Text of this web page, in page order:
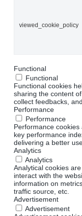
viewed_cookie_policy
Functional
Functional
Functional cookies
sharing the content
collect feedbacks,
Performance
Performance
Performance
key performance
delivering a better
Analytics
Analytics
Analytical cookies
interact with the
information on
traffic source, etc.
Advertisement
Advertisement